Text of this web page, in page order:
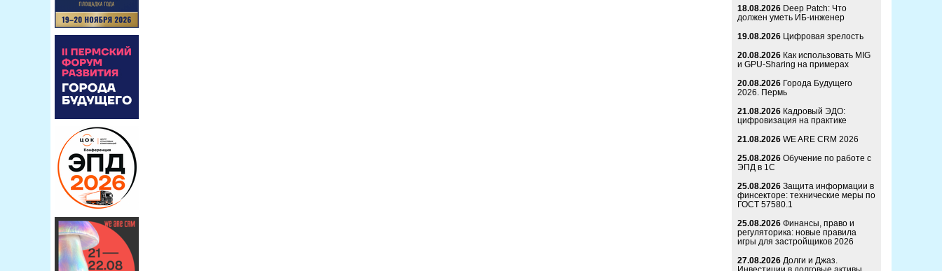
18.08.2026 Deep Patch: Что
должен уметь ИБ-инженер
19.08.2026 Цифровая зрелость
20.08.2026 Как использовать MIG
и GPU-Sharing на примерах
20.08.2026 Города Будущего
2026. Пермь
21.08.2026 Кадровый ЭДО:
цифровизация на практике
21.08.2026 WE ARE CRM 2026
25.08.2026 Обучение по работе с
ЭПД в 1С
25.08.2026 Защита информации в
финсекторе: технические меры по
ГОСТ 57580.1
25.08.2026 Финансы, право и
регуляторика: новые правила
игры для застройщиков 2026
27.08.2026 Долги и Джаз.